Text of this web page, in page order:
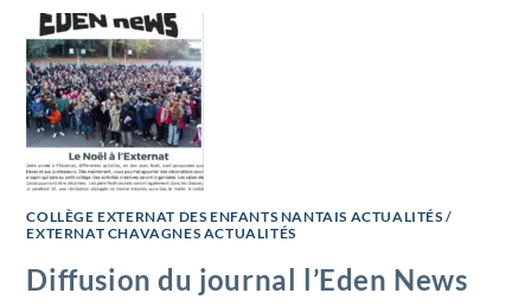
COLLÈGE EXTERNAT DES ENFANTS NANTAIS ACTUALITÉS /
EXTERNAT CHAVAGNES ACTUALITÉS
Diffusion du journal l’Eden News